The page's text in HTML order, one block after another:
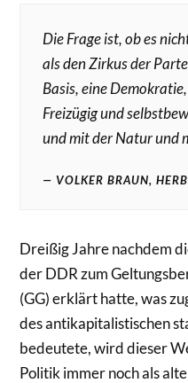
Die Frage ist, ob es
als den Zirkus der
Basis, eine
Freizügig und
und mit der Natur und
VOLKER BRAUN,
Dreißig Jahre nachdem
der DDR zum
(GG) erklärt hatte, was
des antikapitalistischen
bedeutete, wird dieser
Politik immer noch als